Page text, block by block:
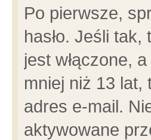
Po pierwsze,
hasło. Jeśli
jest włączone,
mniej niż 13 lat,
adres e-mail.
aktywowane